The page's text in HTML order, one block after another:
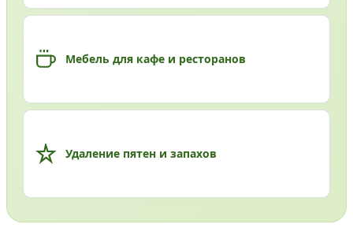
Мебель для кафе и ресторанов
Удаление пятен и запахов